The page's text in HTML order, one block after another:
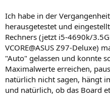
Ich habe in der
herausgetestet und
Rechners (jetzt i5-4690k/
VCORE@ASUS Z97-Deluxe)
"Auto" gelassen und konnte
Maximalwerte erreichen,
natürlich nicht sagen, hängt
und natürlich, ob das Board